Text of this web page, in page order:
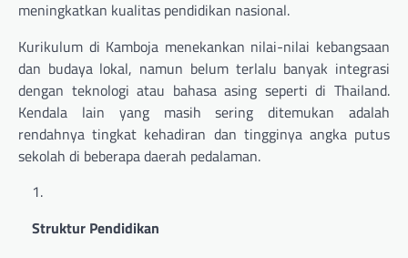
meningkatkan kualitas pendidikan nasional.
Kurikulum di Kamboja menekankan nilai-nilai kebangsaan
dan budaya lokal, namun belum terlalu banyak integrasi
dengan teknologi atau bahasa asing seperti di Thailand.
Kendala lain yang masih sering ditemukan adalah
rendahnya tingkat kehadiran dan tingginya angka putus
sekolah di beberapa daerah pedalaman.
Struktur Pendidikan